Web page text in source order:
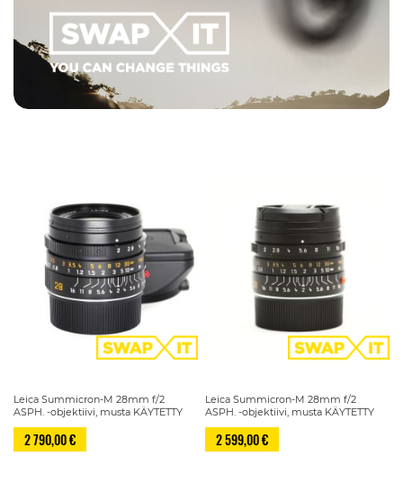
Leica Summicron-M 28mm f/2
ASPH. -objektiivi, musta KÄYTETTY
2 790,00 €
Leica Summicron-M 28mm f/2
ASPH. -objektiivi, musta KÄYTETTY
2 599,00 €